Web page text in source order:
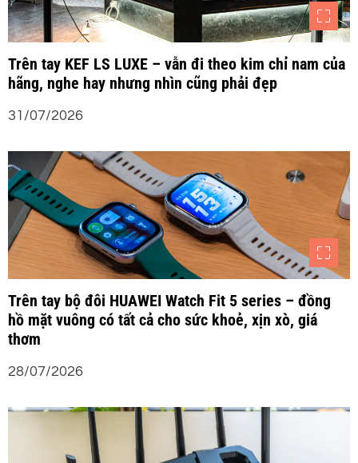
Trên tay KEF LS LUXE – vẫn đi theo kim chỉ nam của
hãng, nghe hay nhưng nhìn cũng phải đẹp
31/07/2026
Trên tay bộ đôi HUAWEI Watch Fit 5 series – đồng
hồ mặt vuông có tất cả cho sức khoẻ, xịn xò, giá
thơm
28/07/2026